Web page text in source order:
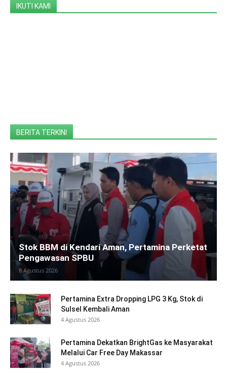
IKUTI KAMI
BERITA TERKINI
Stok BBM di Kendari Aman, Pertamina Perketat
Pengawasan SPBU
8 Agustus 2026
Pertamina Extra Dropping LPG 3 Kg, Stok di
Sulsel Kembali Aman
4 Agustus 2026
Pertamina Dekatkan BrightGas ke Masyarakat
Melalui Car Free Day Makassar
4 Agustus 2026